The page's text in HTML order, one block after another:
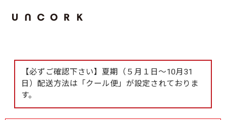
【必ずご確認下さい】夏期（５月１日～10月31
日）配送方法は「クール便」が設定されておりま
す。